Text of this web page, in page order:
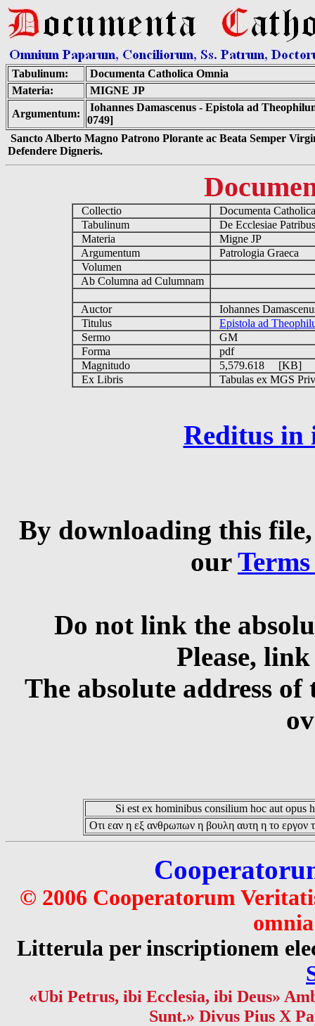
Tabulinum:
Documenta Catholica Omnia
Materia:
MIGNE JP
Argumentum:
Iohannes Damascenus - Epistola ad
0749]
Sancto Alberto Magno Patrono Plorante ac Beata Semper
Defendere Digneris.
Collectio
Documenta
Tabulinum
De Ecclesiae
Materia
Migne JP
Argumentum
Patrologia Graeca
Volumen
Ab Columna ad Culumnam
Auctor
Iohannes
Titulus
Epistola ad
Sermo
GM
Forma
pdf
Magnitudo
5,579.618 [KB]
Ex Libris
Tabulas ex MGS
Reditus in
By downloading this
our
Do not link the
Please,
The absolute address
Si est ex hominibus consilium hoc aut opus
Οτι εαν η εξ ανθρωπων η βουλη αυτη η το εργον
© 2006 Cooperatorum
Litterula per inscriptionem
«Ubi Petrus, ibi Ecclesia, ibi Deus»
Sunt.» Divus Pius X